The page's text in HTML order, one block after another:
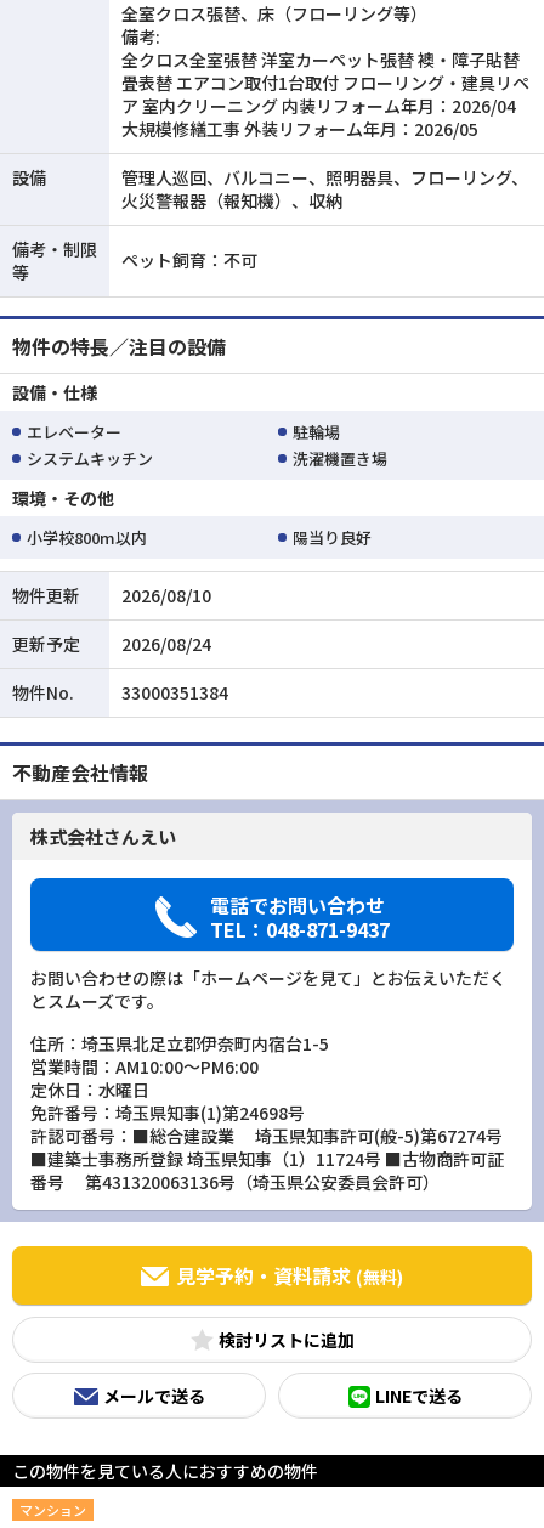
全室クロス張替、床（フローリング等）
備考:
全クロス全室張替 洋室カーペット張替 襖・障子貼替
畳表替 エアコン取付1台取付 フローリング・建具リペ
ア 室内クリーニング 内装リフォーム年月：2026/04
大規模修繕工事 外装リフォーム年月：2026/05
設備
管理人巡回、バルコニー、照明器具、フローリング、
火災警報器（報知機）、収納
備考・制限
等
ペット飼育：不可
物件の特長／注目の設備
設備・仕様
エレベーター
駐輪場
システムキッチン
洗濯機置き場
環境・その他
小学校800m以内 陽当り良好
物件更新
2026/08/10
更新予定
2026/08/24
物件No.
33000351384
不動産会社情報
株式会社さんえい
電話でお問い合わせ
TEL：048-871-9437
お問い合わせの際は「ホームページを見て」とお伝えいただく
とスムーズです。
住所：埼玉県北足立郡伊奈町内宿台1-5
営業時間：AM10:00～PM6:00
定休日：水曜日
免許番号：埼玉県知事(1)第24698号
許認可番号：■総合建設業 埼玉県知事許可(般-5)第67274号
■建築士事務所登録 埼玉県知事（1）11724号 ■古物商許可証
番号 第431320063136号（埼玉県公安委員会許可）
見学予約・資料請求 (無料)
検討リスト
メールで送る LINEで送る
この物件を見ている人におすすめの物件
マンション